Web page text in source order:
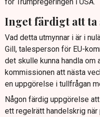
Inget färdigt att
Vad detta utmynnar i är i
Gill, talesperson för EU-
det skulle kunna handla om
kommissionen att nästa
en uppgörelse i tullfrågan
Någon färdig uppgörelse
ett regelrätt handelskrig